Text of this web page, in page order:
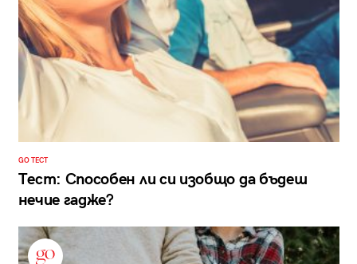
GO ТЕСТ
Тест: Способен ли си изобщо да бъдеш
нечие гадже?